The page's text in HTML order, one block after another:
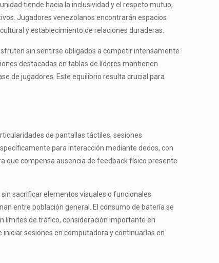
tiende hacia la inclusividad y el respeto mutuo,
Jugadores venezolanos encontrarán espacios
y establecimiento de relaciones duraderas.
sin sentirse obligados a competir intensamente
destacadas en tablas de líderes mantienen
de jugadores. Este equilibrio resulta crucial para
de pantallas táctiles, sesiones
para interacción mediante dedos, con
que compensa ausencia de feedback físico presente
sacrificar elementos visuales o funcionales
entre población general. El consumo de batería se
límites de tráfico, consideración importante en
sesiones en computadora y continuarlas en